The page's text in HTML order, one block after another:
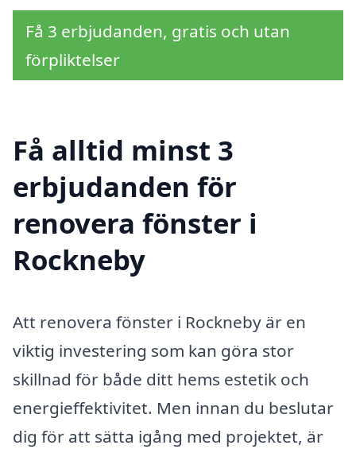
Få 3 erbjudanden, gratis och utan
förpliktelser
Få alltid minst 3
erbjudanden för
renovera fönster i
Rockneby
Att renovera fönster i Rockneby är en
viktig investering som kan göra stor
skillnad för både ditt hems estetik och
energieffektivitet. Men innan du beslutar
dig för att sätta igång med projektet, är